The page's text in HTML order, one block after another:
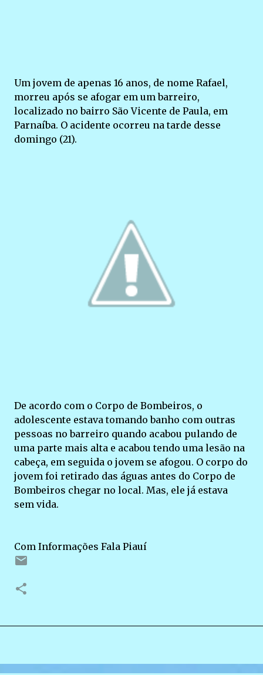
Um jovem de apenas 16 anos, de nome Rafael,
morreu após se afogar em um barreiro,
localizado no bairro São Vicente de Paula, em
Parnaíba. O acidente ocorreu na tarde desse
domingo (21).
De acordo com o Corpo de Bombeiros, o
adolescente estava tomando banho com outras
pessoas no barreiro quando acabou pulando de
uma parte mais alta e acabou tendo uma lesão na
cabeça, em seguida o jovem se afogou. O corpo do
jovem foi retirado das águas antes do Corpo de
Bombeiros chegar no local. Mas, ele já estava
sem vida.
Com Informações Fala Piauí